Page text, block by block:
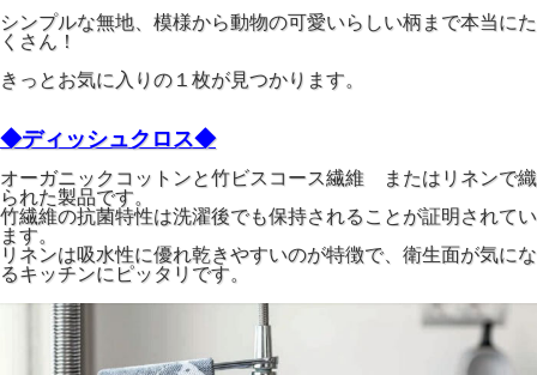
シンプルな無地、模様から動物の可愛いらしい柄まで本当にた
くさん！
きっとお気に入りの１枚が見つかります。
◆ディッシュクロス◆
オーガニックコットンと竹ビスコース繊維 またはリネンで織
られた製品です。
竹繊維の抗菌特性は洗濯後でも保持されることが証明されてい
ます。
リネンは吸水性に優れ乾きやすいのが特徴で、衛生面が気にな
るキッチンにピッタリです。